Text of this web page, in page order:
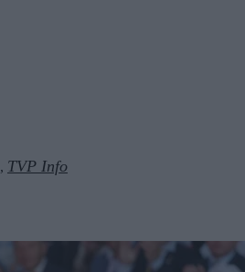
, TVP Info